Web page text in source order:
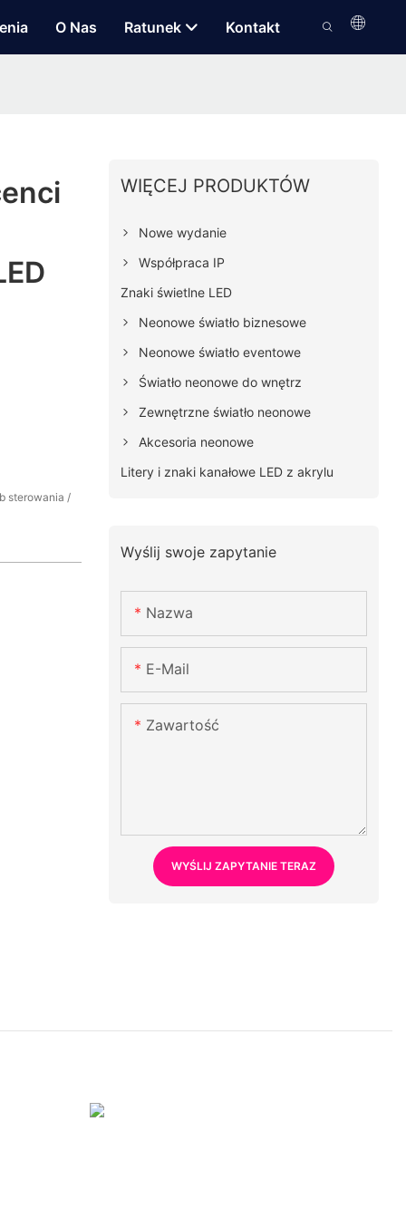
O Nas Ratunek Kontakt
sterowania /
WIĘCEJ PRODUKTÓW
Nowe wydanie
Współpraca IP
Znaki świetlne LED
Neonowe światło biznesowe
Neonowe światło eventowe
Światło neonowe do wnętrz
Zewnętrzne światło neonowe
Akcesoria neonowe
Litery i znaki kanałowe LED z akrylu
Wyślij swoje zapytanie
Nazwa
E-Mail
Zawartość
WYŚLIJ ZAPYTANIE TERAZ